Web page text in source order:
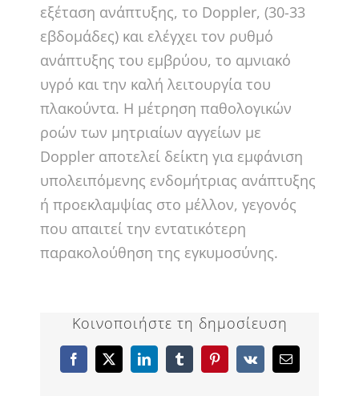
εξέταση ανάπτυξης, το Doppler, (30-33
εβδομάδες) και ελέγχει τον ρυθμό
ανάπτυξης του εμβρύου, το αμνιακό
υγρό και την καλή λειτουργία του
πλακούντα. Η μέτρηση παθολογικών
ροών των μητριαίων αγγείων με
Doppler αποτελεί δείκτη για εμφάνιση
υπολειπόμενης ενδομήτριας ανάπτυξης
ή προεκλαμψίας στο μέλλον, γεγονός
που απαιτεί την εντατικότερη
παρακολούθηση της εγκυμοσύνης.
Κοινοποιήστε τη δημοσίευση
Facebook
X LinkedInTumblrPinterest
Vk Email